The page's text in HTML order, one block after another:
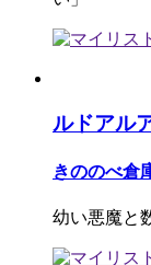
ルドアル
きののべ倉
幼い悪魔と